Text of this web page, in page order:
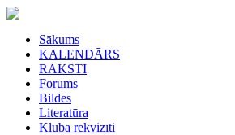
Sākums
KALENDĀRS
RAKSTI
Forums
Bildes
Literatūra
Kluba rekvizīti